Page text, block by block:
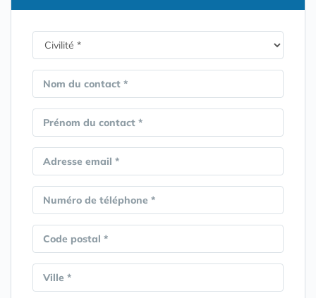
Nom du contact *
Prénom du contact *
Adresse email *
Numéro de téléphone *
Code postal *
Ville *